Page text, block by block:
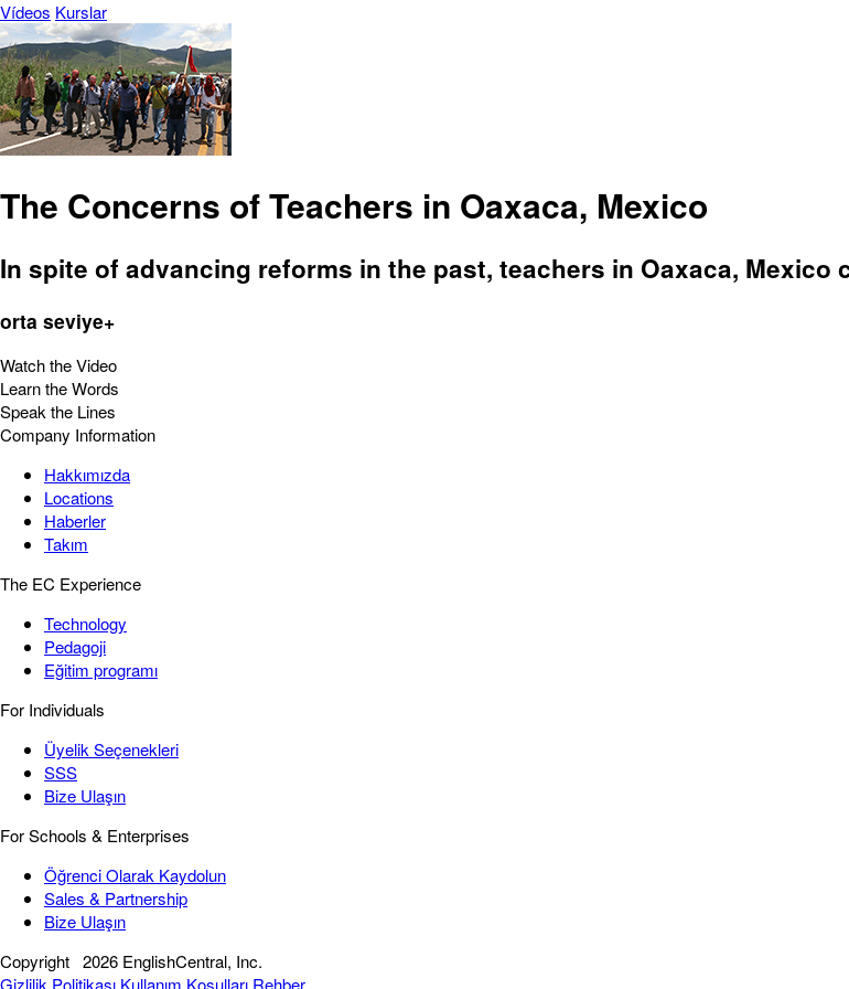
Vídeos Kurslar
The Concerns of Teachers in Oaxaca, Mexico
In spite of advancing reforms in the past, teachers in Oaxaca,
orta seviye+
Watch the Video
Learn the Words
Speak the Lines
Company Information
Hakkımızda
Locations
Haberler
Takım
The EC Experience
Technology
Pedagoji
Eğitim programı
For Individuals
Üyelik Seçenekleri
SSS
Bize Ulaşın
For Schools & Enterprises
Öğrenci Olarak Kaydolun
Sales & Partnership
Bize Ulaşın
Copyright 2026 EnglishCentral, Inc.